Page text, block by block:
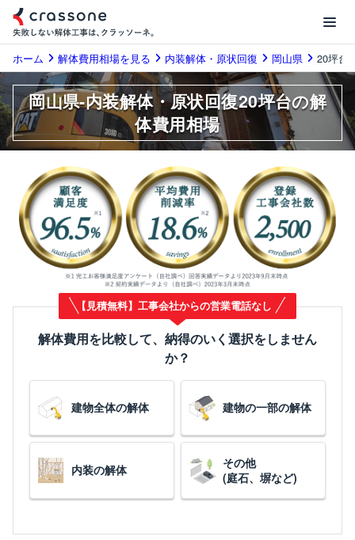
ホーム 解体費用相場を見る 内装解体・原状回復 岡山県 20坪台
岡山県-内装解体・原状回復20坪台の解
体費用相場
【見積無料】工事会社からの営業電話なし
解体費用を比較して、納得のいく選択をしません
か？
建物全体の解体 建物の一部の解体
内装の解体
その他
(庭石、塀など)